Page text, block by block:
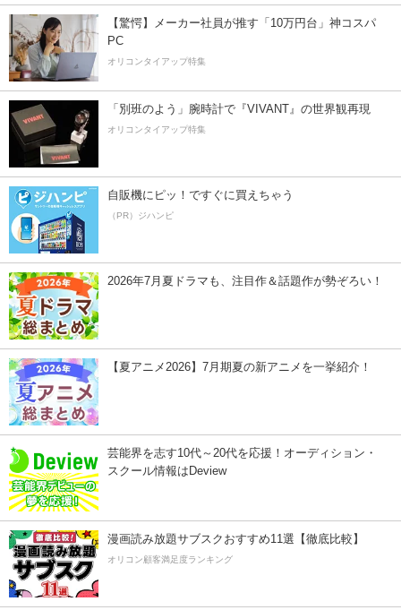
【驚愕】メーカー社員が推す「10万円台」神コスパ
PC
オリコンタイアップ特集
「別班のよう」腕時計で『VIVANT』の世界観再現
オリコンタイアップ特集
自販機にピッ！ですぐに買えちゃう
（PR）ジハンピ
2026年7月夏ドラマも、注目作＆話題作が勢ぞろい！
【夏アニメ2026】7月期夏の新アニメを一挙紹介！
芸能界を志す10代～20代を応援！オーディション・
スクール情報はDeview
漫画読み放題サブスクおすすめ11選【徹底比較】
オリコン顧客満足度ランキング